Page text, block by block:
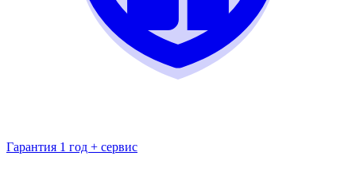
Гарантия 1 год + сервис